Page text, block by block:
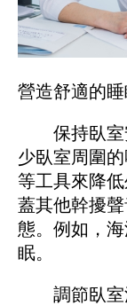
營造舒適的
保持臥室
少臥室周圍
等工具來降
蓋其他幹擾
態。例如，
眠。
調節臥室